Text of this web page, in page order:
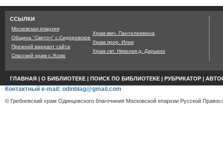
ССЫЛКИ
Московская епархия
Община "Светоч" с.Сидоровское
Прежний вариант сайта
Спасский храм с.Усово
Храм вмч. Пантелеимона
Храм прор. Илии
Храм свт. Николая д. Дарьино
ГЛАВНАЯ | О БИБЛИОТЕКЕ | ПОИСК ПО БИБЛИОТЕКЕ | РУБРИКАТОР |
Контактный e-mail: odinblag@gmail.com
© Гребневский храм Одинцовского благочиния Московской епархии Русской